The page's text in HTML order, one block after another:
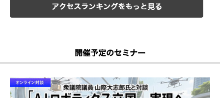
アクセスランキングをもっと見る
開催予定のセミナー